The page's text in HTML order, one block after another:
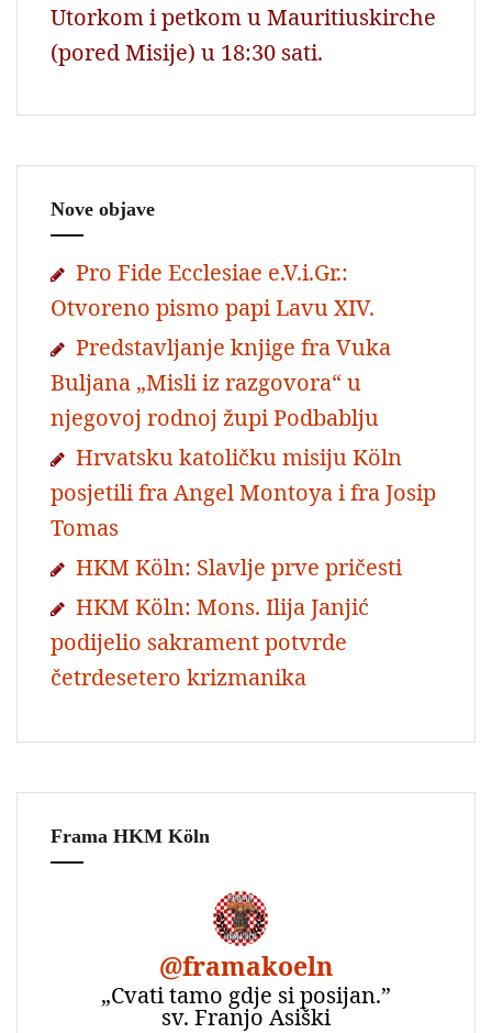
Utorkom i petkom u Mauritiuskirche
(pored Misije) u 18:30 sati.
Nove objave
Pro Fide Ecclesiae e.V.i.Gr.:
Otvoreno pismo papi Lavu XIV.
Predstavljanje knjige fra Vuka
Buljana „Misli iz razgovora“ u
njegovoj rodnoj župi Podbablju
Hrvatsku katoličku misiju Köln
posjetili fra Angel Montoya i fra Josip
Tomas
HKM Köln: Slavlje prve pričesti
HKM Köln: Mons. Ilija Janjić
podijelio sakrament potvrde
četrdesetero krizmanika
Frama HKM Köln
@framakoeln
„Cvati tamo gdje si posijan.”
sv. Franjo Asiški